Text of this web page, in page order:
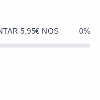
5,95€ NOS 0%